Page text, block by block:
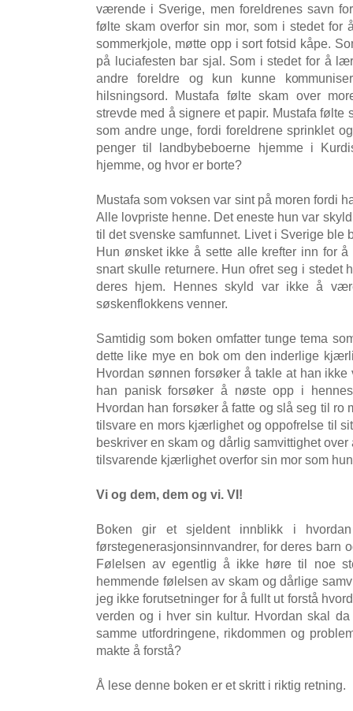
værende i Sverige, men foreldrenes savn
følte skam overfor sin mor, som i stedet for
sommerkjole, møtte opp i sort fotsid kåpe.
på luciafesten bar sjal. Som i stedet for å
andre foreldre og kun kunne
hilsningsord. Mustafa følte skam over
strevde med å signere et papir. Mustafa følte
som andre unge, fordi foreldrene sprinklet
penger til landbybeboerne hjemme i
hjemme, og hvor er borte?
Mustafa som voksen var sint på moren fordi
Alle lovpriste henne. Det eneste hun var
til det svenske samfunnet. Livet i Sverige ble
Hun ønsket ikke å sette alle krefter inn for
snart skulle returnere. Hun ofret seg i stedet
deres hjem. Hennes skyld var ikke å
søskenflokkens venner.
Samtidig som boken omfatter tunge tema
dette like mye en bok om den inderlige
Hvordan sønnen forsøker å takle at han
han panisk forsøker å nøste opp i
Hvordan han forsøker å fatte og slå seg til ro
tilsvare en mors kjærlighet og oppofrelse til
beskriver en skam og dårlig samvittighet
tilsvarende kjærlighet overfor sin mor som
Vi og dem, dem og vi. VI!
Boken gir et sjeldent innblikk i
førstegenerasjonsinnvandrer, for deres barn
Følelsen av egentlig å ikke høre til noe
hemmende følelsen av skam og dårlige
jeg ikke forutsetninger for å fullt ut forstå
verden og i hver sin kultur. Hvordan skal
samme utfordringene, rikdommen og
makte å forstå?
Å lese denne boken er et skritt i riktig retning.